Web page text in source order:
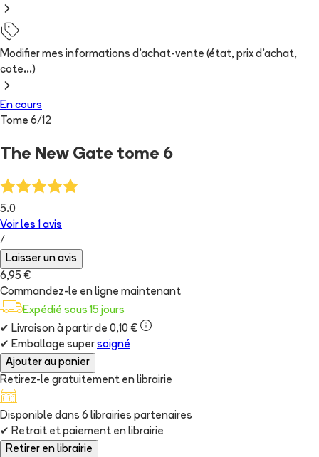
Modifier mes informations d'achat-vente (état, prix d'achat,
cote...)
En cours
Tome 6/12
The New Gate tome 6
5.0
Voir les 1 avis
/
Laisser un avis
6,95 €
Commandez-le en ligne maintenant
Expédié sous 15 jours
✔ Livraison à partir de 0,10 €
✔ Emballage super soigné
Ajouter au panier
Retirez-le gratuitement en librairie
Disponible dans 6 librairies partenaires
✔ Retrait et paiement en librairie
Retirer en librairie